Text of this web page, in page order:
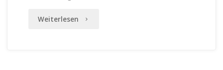
Weiterlesen "Warum